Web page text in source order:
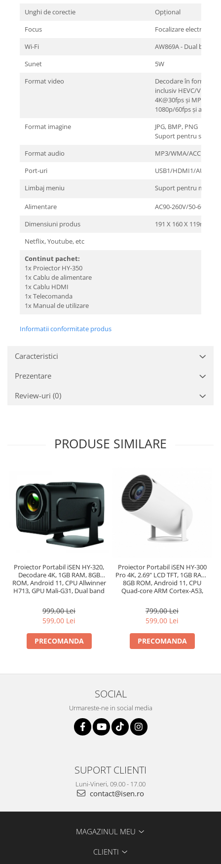
Unghi de corectie
Opțional
Focus
Focalizare electronica
Wi-Fi
AW869A - Dual band
Sunet
5W
Format video
Decodare în format
inclusiv HEVC/VP9/
4K@30fps și MPEG1/
1080p/60fps și altele
Format imagine
JPG, BMP, PNG
Suport pentru scalare
Format audio
MP3/WMA/ACC
Port-uri
USB1/HDMI1/AUDIO
Limbaj meniu
Suport pentru mai
Alimentare
AC90-260V/50-60HZ
Dimensiuni produs
191 X 160 X 119mm
Netflix, Youtube, etc
Continut pachet:
1x Proiector HY-350
1x Cablu de alimentare
1x Cablu HDMI
1x Telecomanda
1x Manual de utilizare
Informatii conformitate produs
Caracteristici
Prezentare
Review-uri (0)
PRODUSE SIMILARE
Proiector Portabil iSEN HY-320,
Decodare 4K, 1GB RAM, 8GB
ROM, Android 11, CPU Allwinner
H713, GPU Mali-G31, Dual band
999,00 Lei
599,00 Lei
PRECOMANDA
Proiector Portabil iSEN HY-300
Pro 4K, 2.69" LCD TFT, 1GB RAM,
8GB ROM, Android 11, CPU
Quad-core ARM Cortex-A53,
799,00 Lei
599,00 Lei
PRECOMANDA
SOCIAL
Urmareste-ne in social media
SUPORT CLIENTI
Luni-Vineri, 09.00 - 17.00
contact@isen.ro
MAGAZINUL MEU
CLIENTI